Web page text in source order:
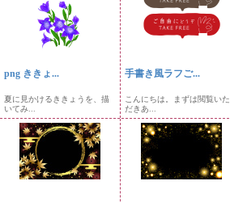
png ききょ...
夏に見かけるききょうを、描
いてみ...
手書き風ラフご...
こんにちは。まずは閲覧いた
だきあ...